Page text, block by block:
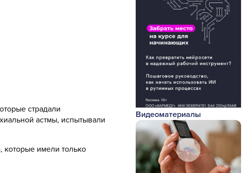
страдали
астмы, испытывали
имели только
Видеоматериалы